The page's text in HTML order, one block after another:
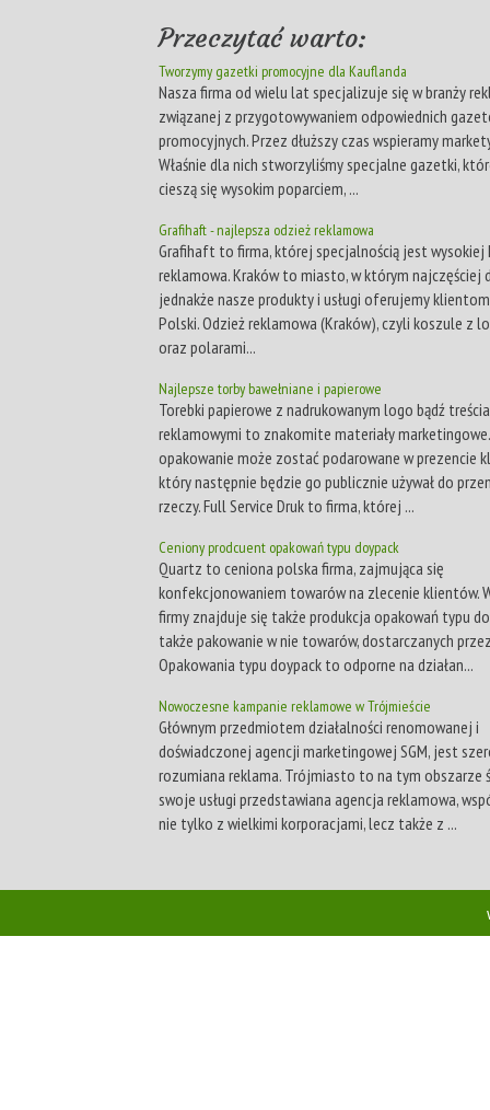
Przeczytać warto:
Tworzymy gazetki promocyjne dla Kauflanda
Nasza firma od wielu lat specjalizuje się w branży
związanej z przygotowywaniem odpowiednich
promocyjnych. Przez dłuższy czas wspieramy
Właśnie dla nich stworzyliśmy specjalne gazetki,
cieszą się wysokim poparciem, ...
Grafihaft - najlepsza odzież reklamowa
Grafihaft to firma, której specjalnością jest wysokiej
reklamowa. Kraków to miasto, w którym najczęściej
jednakże nasze produkty i usługi oferujemy
Polski. Odzież reklamowa (Kraków), czyli koszule z
oraz polarami...
Najlepsze torby bawełniane i papierowe
Torebki papierowe z nadrukowanym logo bądź
reklamowymi to znakomite materiały
opakowanie może zostać podarowane w prezencie
który następnie będzie go publicznie używał do
rzeczy. Full Service Druk to firma, której ...
Ceniony prodcuent opakowań typu doypack
Quartz to ceniona polska firma, zajmująca się
konfekcjonowaniem towarów na zlecenie klientów.
firmy znajduje się także produkcja opakowań typu
także pakowanie w nie towarów, dostarczanych
Opakowania typu doypack to odporne na działan...
Nowoczesne kampanie reklamowe w Trójmieście
Głównym przedmiotem działalności renomowanej i
doświadczonej agencji marketingowej SGM, jest
rozumiana reklama. Trójmiasto to na tym obszarze
swoje usługi przedstawiana agencja reklamowa,
nie tylko z wielkimi korporacjami, lecz także z ...